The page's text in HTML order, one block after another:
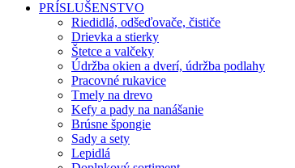
PRÍSLUŠENSTVO
Riedidlá, odšeďovače, čističe
Drievka a stierky
Štetce a valčeky
Údržba okien a dverí, údržba podlahy
Pracovné rukavice
Tmely na drevo
Kefy a pady na nanášanie
Brúsne špongie
Sady a sety
Lepidlá